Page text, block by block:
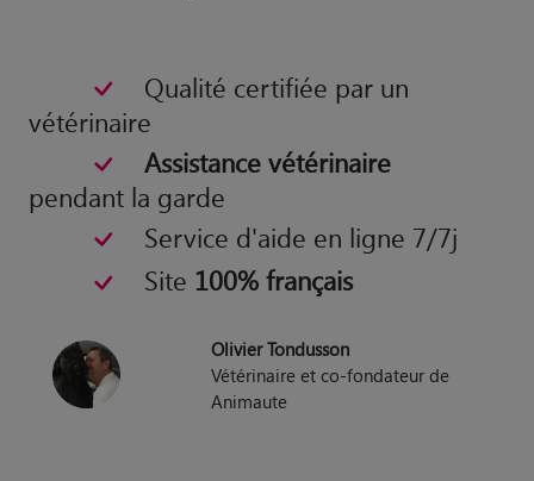
Qualité certifiée par un
vétérinaire
Assistance vétérinaire
pendant la garde
Service d'aide en ligne 7/7j
Site 100% français
Olivier Tondusson
Vétérinaire et co-fondateur de
Animaute